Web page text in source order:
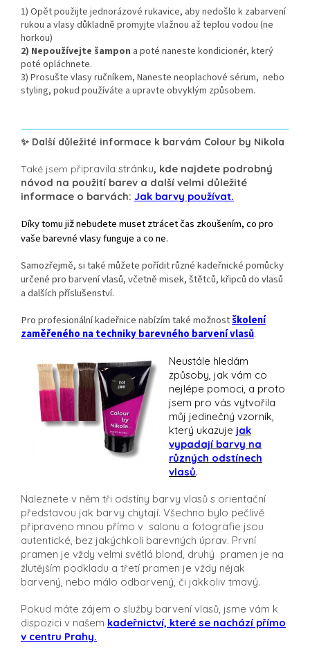
1) Opět použijte jednorázové rukavice, aby nedošlo k zabarvení
rukou a vlasy důkladně promyjte vlažnou až teplou vodou (ne
horkou)
2) Nepoužívejte šampon a poté naneste kondicionér, který
poté opláchnete.
3) Prosušte vlasy ručníkem, Naneste neoplachové sérum, nebo
styling, pokud používáte a upravte obvyklým způsobem.
✨ Další důležité informace k barvám Colour by Nikola
Také jsem připravila stránku, kde najdete podrobný
návod na použití barev a další velmi důležité
informace o barvách: Jak barvy používat.
Díky tomu již nebudete muset ztrácet čas zkoušením, co pro
vaše barevné vlasy funguje a co ne.
Samozřejmě, si také můžete pořídit různé kadeřnické pomůcky
určené pro barvení vlasů, včetně misek, štětců, křipců do vlasů
a dalších příslušenství.
Pro profesionální kadeřnice nabízím také možnostškolení
zaměřeného na techniky barevného barvení vlasů.
Neustále hledám
způsoby, jak vám co
nejlépe pomoci, a proto
jsem pro vás vytvořila
můj jedinečný vzorník,
který ukazuje jak
vypadají barvy na
různých odstínech
vlasů.
Naleznete v něm tři odstíny barvy vlasů s orientační
představou jak barvy chytají. Všechno bylo pečlivě
připraveno mnou přímo v salonu a fotografie jsou
autentické, bez jakýchkoli barevných úprav. První
pramen je vždy velmi světlá blond, druhý pramen je na
žlutějším podkladu a třetí pramen je vždy nějak
barvený, nebo málo odbarvený, či jakkoliv tmavý.
Pokud máte zájem o služby barvení vlasů, jsme vám k
dispozici v našem kadeřnictví, které se nachází přímo
v centru Prahy.